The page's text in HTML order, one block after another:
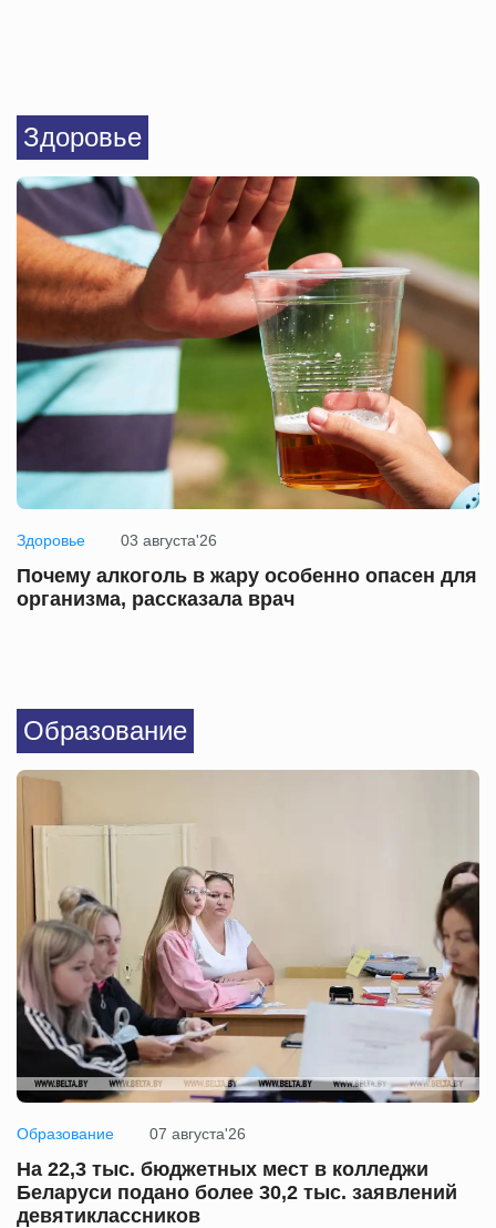
Здоровье
Здоровье 03 августа'26
Почему алкоголь в жару особенно опасен для
организма, рассказала врач
Образование
Образование 07 августа'26
На 22,3 тыс. бюджетных мест в колледжи
Беларуси подано более 30,2 тыс. заявлений
девятиклассников